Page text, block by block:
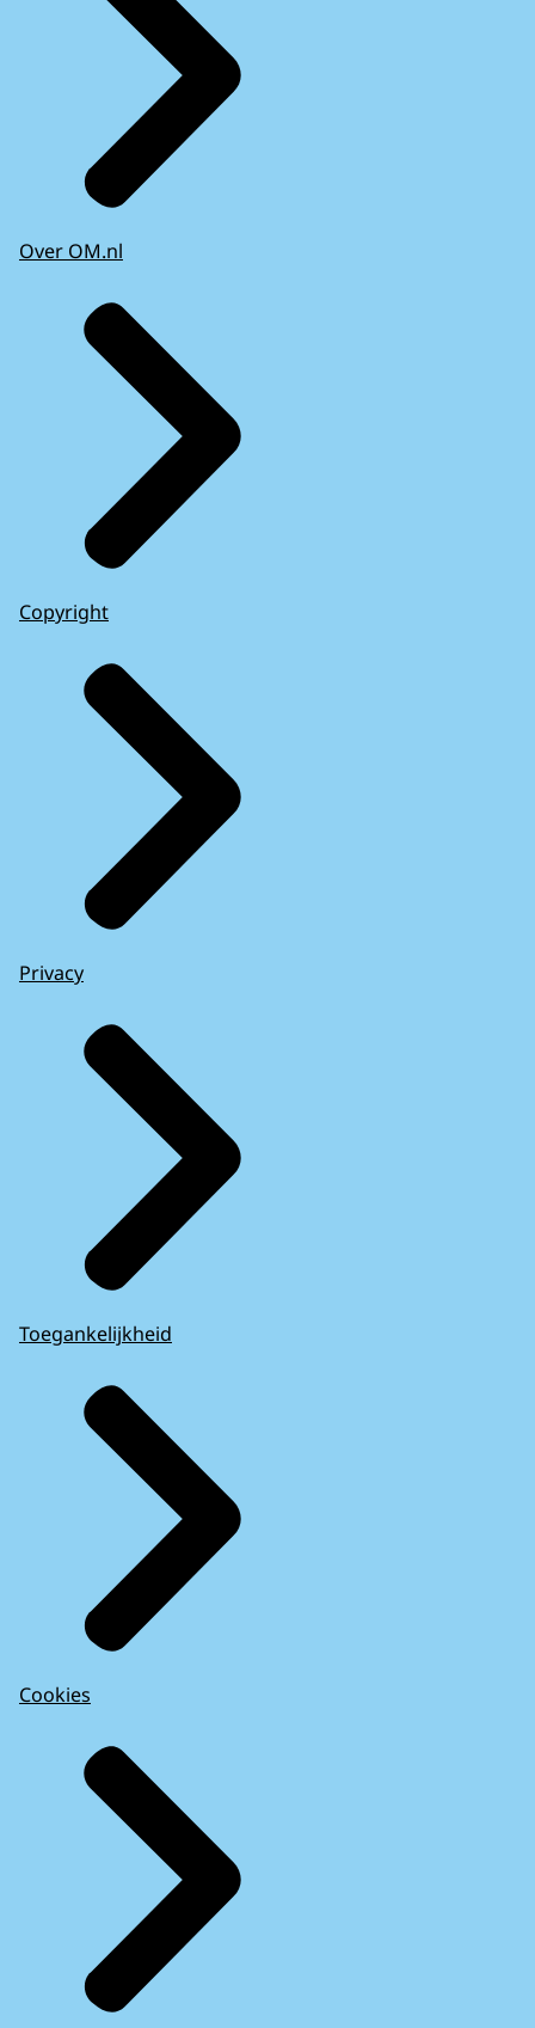
Over OM.nl
Copyright
Privacy
Toegankelijkheid
Cookies